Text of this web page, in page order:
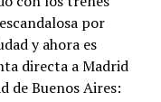
por
y ahora es
directa a Madrid
de Buenos Aires: